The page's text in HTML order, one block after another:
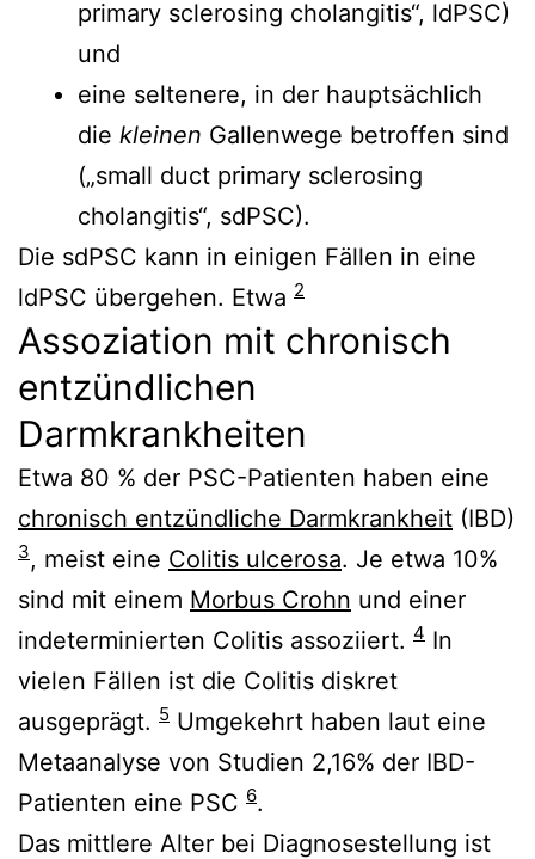
primary sclerosing cholangitis“, ldPSC)
und
eine seltenere, in der hauptsächlich
die kleinen Gallenwege betroffen sind
(„small duct primary sclerosing
cholangitis“, sdPSC).
Die sdPSC kann in einigen Fällen in eine
ldPSC übergehen. Etwa 2
Assoziation mit chronisch
entzündlichen
Darmkrankheiten
Etwa 80 % der PSC-Patienten haben eine
chronisch entzündliche Darmkrankheit (IBD)
3, meist eine Colitis ulcerosa. Je etwa 10%
sind mit einem Morbus Crohn und einer
indeterminierten Colitis assoziiert. 4 In
vielen Fällen ist die Colitis diskret
ausgeprägt. 5 Umgekehrt haben laut eine
Metaanalyse von Studien 2,16% der IBD-
Patienten eine PSC 6.
Das mittlere Alter bei Diagnosestellung ist